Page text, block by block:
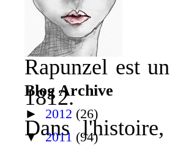
Rapunzel est
1812.
Dans
Blog Archive
► 2012 (26)
▼ 2011 (94)